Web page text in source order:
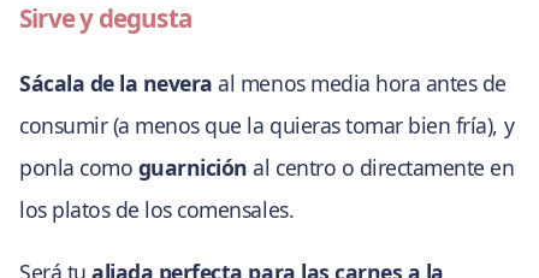
Sirve y degusta
Sácala de la nevera al menos media hora antes de
consumir (a menos que la quieras tomar bien fría), y
ponla como guarnición al centro o directamente en
los platos de los comensales.